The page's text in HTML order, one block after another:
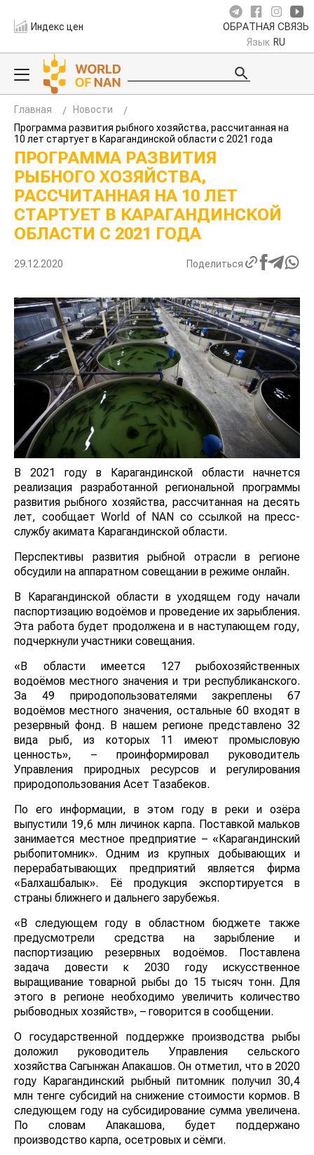
Индекс цен ОБРАТНАЯ СВЯЗЬ
Язык RU
Главная
Новости
Программа развития рыбного хозяйства, рассчитанная на
10 лет стартует в Карагандинской области с 2021 года
ПРОГРАММА РАЗВИТИЯ
РЫБНОГО ХОЗЯЙСТВА,
РАССЧИТАННАЯ НА 10 ЛЕТ
СТАРТУЕТ В КАРАГАНДИНСКОЙ
ОБЛАСТИ С 2021 ГОДА
29.12.2020 Поделиться
В 2021 году в Карагандинской области начнется
реализация разработанной региональной программы
развития рыбного хозяйства, рассчитанная на десять
лет, сообщает World of NAN со ссылкой на пресс-
службу акимата Карагандинской области.
Перспективы развития рыбной отрасли в регионе
обсудили на аппаратном совещании в режиме онлайн.
В Карагандинской области в уходящем году начали
паспортизацию водоёмов и проведение их зарыбления.
Эта работа будет продолжена и в наступающем году,
подчеркнули участники совещания.
«В области имеется 127 рыбохозяйственных
водоёмов местного значения и три республиканского.
За 49 природопользователями закреплены 67
водоёмов местного значения, остальные 60 входят в
резервный фонд. В нашем регионе представлено 32
вида рыб, из которых 11 имеют промысловую
ценность», – проинформировал руководитель
Управления природных ресурсов и регулирования
природопользования Асет Тазабеков.
По его информации, в этом году в реки и озёра
выпустили 19,6 млн личинок карпа. Поставкой мальков
занимается местное предприятие – «Карагандинский
рыбопитомник». Одним из крупных добывающих и
перерабатывающих предприятий является фирма
«Балхашбалык». Её продукция экспортируется в
страны ближнего и дальнего зарубежья.
«В следующем году в областном бюджете также
предусмотрели средства на зарыбление и
паспортизацию резервных водоёмов. Поставлена
задача довести к 2030 году искусственное
выращивание товарной рыбы до 15 тысяч тонн. Для
этого в регионе необходимо увеличить количество
рыбоводных хозяйств», – говорится в сообщении.
О государственной поддержке производства рыбы
доложил руководитель Управления сельского
хозяйства Сагынжан Апакашов. Он отметил, что в 2020
году Карагандинский рыбный питомник получил 30,4
млн тенге субсидий на снижение стоимости кормов. В
следующем году на субсидирование сумма увеличена.
По словам Апакашова, будет поддержано
производство карпа, осетровых и сёмги.